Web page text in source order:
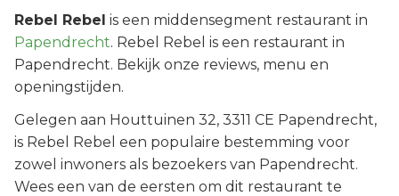
Rebel Rebel is een middensegment restaurant in
Papendrecht. Rebel Rebel is een restaurant in
Papendrecht. Bekijk onze reviews, menu en
openingstijden.
Gelegen aan Houttuinen 32, 3311 CE Papendrecht,
is Rebel Rebel een populaire bestemming voor
zowel inwoners als bezoekers van Papendrecht.
Wees een van de eersten om dit restaurant te